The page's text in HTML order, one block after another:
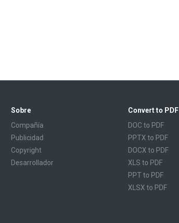
Sobre
Compañía
Publicidad
Copyright
Desarrollador
Convert to PDF
DOC to PDF
PPTX to PDF
DOCX to PDF
XLS to PDF
PPT to PDF
XLSX to PDF